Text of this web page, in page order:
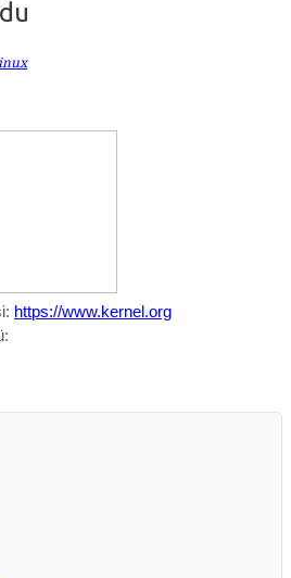
https://www.kernel.org